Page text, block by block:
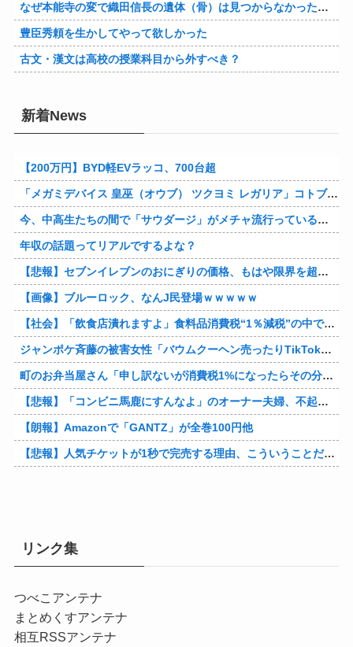
なぜ本能寺の変で織田信長の遺体（骨）は見つからなかったのか
豊臣秀頼を生かしてやって欲しかった
古文・漢文は高校の授業科目から外すべき？
新着News
【200万円】BYD軽EVラッコ、700台超
「メガミデバイス 皇巫（オウブ） ツクヨミ レガリア」コトブキヤデビュー…
今、中高生たちの間で「サウダージ」がメチャ流行っているらしい
年収の話題ってリアルでするよな？
【悲報】セブンイレブンのおにぎりの価格、もはや限界を超える
【画像】ブルーロック、なんJ民登場ｗｗｗｗｗ
【社会】「飲食店潰れますよ」食料品消費税“1％減税”の中で上がる懸念 外食は10％で“9％”差に…一方で対象の弁当店でも悲痛な声「値下げできない…」
ジャンポケ斉藤の被害女性「バウムクーヘン売ったりTikTokライブしててムカついたから示談しなかった」
町のお弁当屋さん「申し訳ないが消費税1%になったらその分商品代を値上げするわ」 「うちも！」
【悲報】「コンビニ馬鹿にすんなよ」のオーナー夫婦、不起訴ｗｗｗｗｗｗｗｗ
【朗報】Amazonで「GANTZ」が全巻100円他
【悲報】人気チケットが1秒で完売する理由、こういうことだったｗｗｗｗ他
リンク集
つべこアンテナ
まとめくすアンテナ
相互RSSアンテナ